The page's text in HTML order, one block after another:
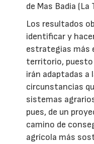
de Mas Badia (La
Los resultados
identificar y
estrategias más
territorio, puesto
irán adaptadas a
circunstancias
sistemas
pues, de un
camino de
agrícola más